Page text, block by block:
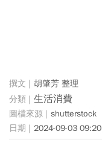
胡肇芳 整理
生活消費
shutterstock
2024-09-03 09:20